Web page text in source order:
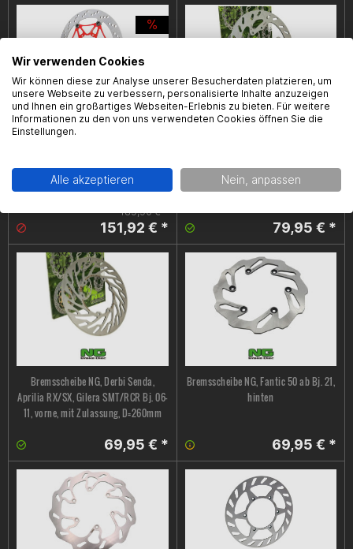
Bremsscheibe NG, Derbi Senda Bj. 06-
Zulassung, D= 300mm, vorne,
schwimmend
189,90 € *
151,92 € *
06, vorne, mit Zulassung, D=260mm
79,95 € *
Bremsscheibe NG, Derbi Senda,
Aprilia RX/SX, Gilera SMT/RCR Bj. 06-
11, vorne, mit Zulassung, D=260mm
69,95 € *
Bremsscheibe NG, Fantic 50 ab Bj. 21,
hinten
69,95 € *
Wir verwenden Cookies
Wir können diese zur Analyse unserer Besucherdaten platzieren, um
unsere Webseite zu verbessern, personalisierte Inhalte anzuzeigen
und Ihnen ein großartiges Webseiten-Erlebnis zu bieten. Für weitere
Informationen zu den von uns verwendeten Cookies öffnen Sie die
Einstellungen.
Alle akzeptieren Nein, anpassen